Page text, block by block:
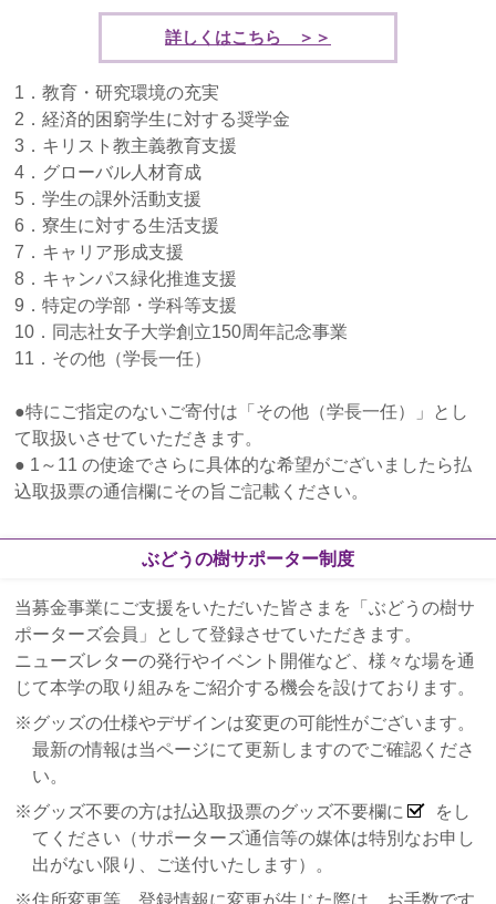
ご利用可能なクレジットカードにダイナースクラブ
カードを追加いたしました。
2019年8月21日
「大文字の送り火 観覧の会」を開催しました
2019年6月10日
大文字の送り火観覧の会 ご案内
2019年2月12日
支払可能なコンビニに「セブンーイレブン」を追加
しました
2019年1月31日
寄付いただいた皆さまへ）
2019年1月30日
個人住民税の寄付金税額控除対象自治体の範囲拡大
について
2018年12月21日
～ を開催しました
2018年10月12日
ぶどうの樹サポーターの集い ～atクリスマス～ の
ご案内
2018年8月22日
寄付者の方を対象とした「大文字の送り火 観覧の
会」を開催しました
2018年7月19日
寄付者の方を対象とした「キャンパス見学会」を開
詳しくはこちら ＞＞
1．教育・研究環境の充実
2．経済的困窮学生に対する奨学金
3．キリスト教主義教育支援
4．グローバル人材育成
5．学生の課外活動支援
6．寮生に対する生活支援
7．キャリア形成支援
8．キャンパス緑化推進支援
9．特定の学部・学科等支援
10．同志社女子大学創立150周年記念事業
11．その他（学長一任）
●特にご指定のないご寄付は「その他（学長一任）」とし
て取扱いさせていただきます。
● 1～11 の使途でさらに具体的な希望がございましたら払
込取扱票の通信欄にその旨ご記載ください。
ぶどうの樹サポーター制度
当募金事業にご支援をいただいた皆さまを「ぶどうの樹サ
ポーターズ会員」として登録させていただきます。
ニューズレターの発行やイベント開催など、様々な場を通
じて本学の取り組みをご紹介する機会を設けております。
グッズの仕様やデザインは変更の可能性がございます。
最新の情報は当ページにて更新しますのでご確認くださ
い。
グッズ不要の方は払込取扱票のグッズ不要欄に
をし
てください（サポーターズ通信等の媒体は特別なお申し
出がない限り、ご送付いたします）。
住所変更等、登録情報に変更が生じた際は、お手数です